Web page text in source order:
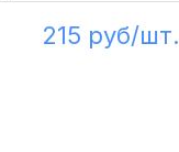
215 руб/шт.